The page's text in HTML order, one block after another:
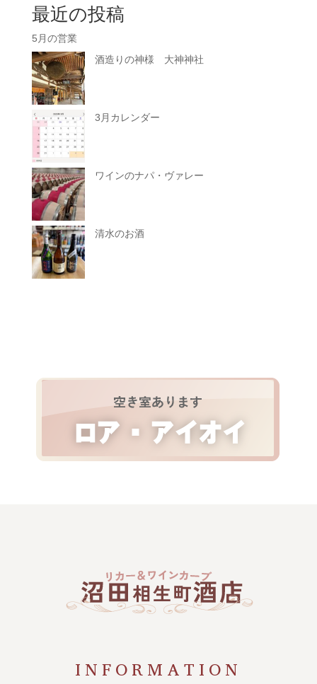
最近の投稿
5月の営業
酒造りの神様 大神神社
3月カレンダー
ワインのナパ・ヴァレー
清水のお酒
INFORMATION